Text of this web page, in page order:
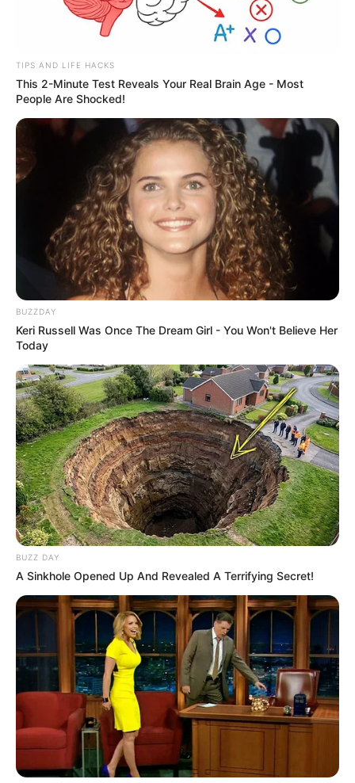
TIPS AND LIFE HACKS
This 2-Minute Test Reveals Your Real Brain Age - Most
People Are Shocked!
BUZZDAY
Keri Russell Was Once The Dream Girl - You Won't Believe Her
Today
BUZZ DAY
A Sinkhole Opened Up And Revealed A Terrifying Secret!